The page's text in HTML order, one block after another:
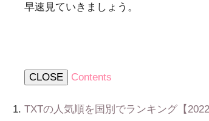
早速見ていきましょう。
CLOSE Contents
TXTの人気順を国別でランキング【2022